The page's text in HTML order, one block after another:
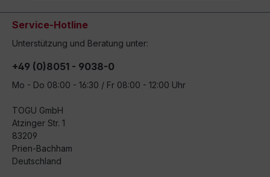
Service-Hotline
Unterstützung und Beratung unter:
+49 (0)8051 - 9038-0
Mo - Do 08:00 - 16:30 / Fr 08:00 - 12:00 Uhr
TOGU GmbH
Atzinger Str. 1
83209
Prien-Bachham
Deutschland